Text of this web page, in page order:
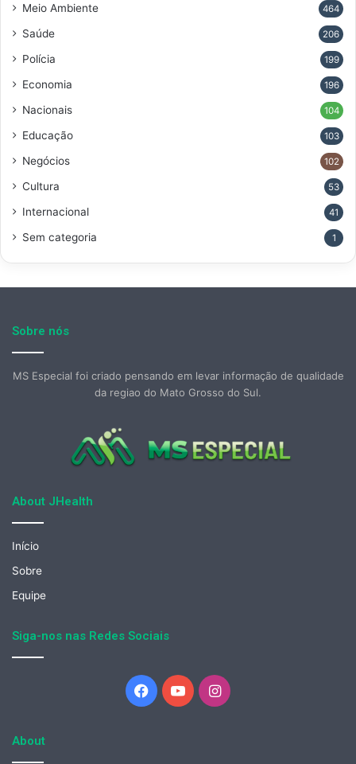
Meio Ambiente 464
Saúde 206
Polícia 199
Economia 196
Nacionais 104
Educação 103
Negócios 102
Cultura 53
Internacional 41
Sem categoria 1
Sobre nós
MS Especial foi criado pensando em levar informação de qualidade
da regiao do Mato Grosso do Sul.
About JHealth
Início
Sobre
Equipe
Siga-nos nas Redes Sociais
Facebook
YouTubeInstagram
About